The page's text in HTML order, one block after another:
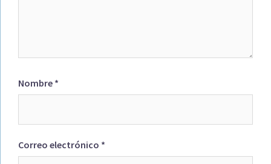
Nombre *
Correo electrónico *